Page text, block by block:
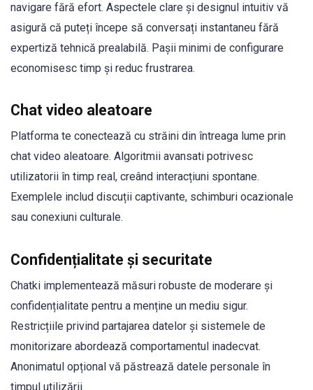
navigare fără efort. Aspectele clare și designul intuitiv vă
asigură că puteți începe să conversați instantaneu fără
expertiză tehnică prealabilă. Pașii minimi de configurare
economisesc timp și reduc frustrarea.
Chat video aleatoare
Platforma te conectează cu străini din întreaga lume prin
chat video aleatoare. Algoritmii avansati potrivesc
utilizatorii în timp real, creând interacțiuni spontane.
Exemplele includ discuții captivante, schimburi ocazionale
sau conexiuni culturale.
Confidențialitate și securitate
Chatki implementează măsuri robuste de moderare și
confidențialitate pentru a menține un mediu sigur.
Restricțiile privind partajarea datelor și sistemele de
monitorizare abordează comportamentul inadecvat.
Anonimatul opțional vă păstrează datele personale în
timpul utilizării.